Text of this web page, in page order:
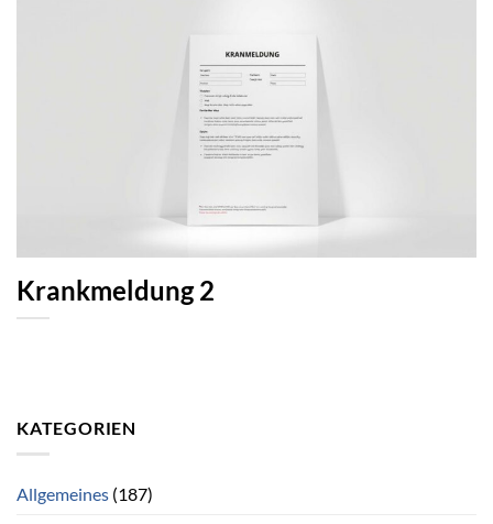
Krankmeldung 2
KATEGORIEN
Allgemeines (187)